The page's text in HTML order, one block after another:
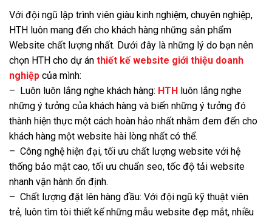
Với đội ngũ lập trình viên giàu kinh nghiệm, chuyên nghiệp,
HTH luôn mang đến cho khách hàng những sản phẩm
Website chất lượng nhất. Dưới đây là những lý do bạn nên
chọn HTH cho dự án thiết kế website giới thiệu doanh
nghiệp của mình:
– Luôn luôn lắng nghe khách hàng: HTH luôn lắng nghe
những ý tưởng của khách hàng và biến những ý tưởng đó
thành hiện thực một cách hoàn hảo nhất nhằm đem đến cho
khách hàng một website hài lòng nhất có thể.
– Công nghệ hiện đại, tối ưu chất lượng website với hệ
thống bảo mật cao, tối ưu chuẩn seo, tốc độ tải website
nhanh vận hành ổn định.
– Chất lượng đặt lên hàng đầu: Với đội ngũ kỹ thuật viên
trẻ, luôn tìm tòi thiết kế những mẫu website đẹp mắt, nhiều